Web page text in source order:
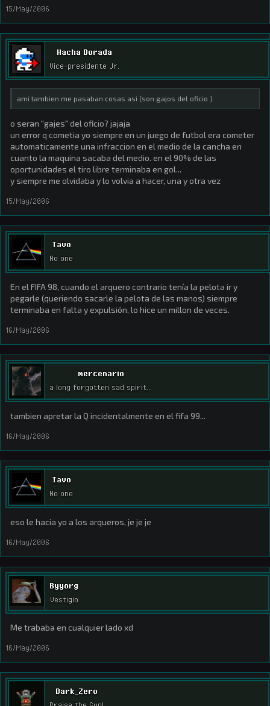
15/May/2006
Hacha Dorada
Vice-presidente Jr.
ami tambien me pasaban cosas asi (son gajos del oficio )
o seran "gajes" del oficio? jajaja
un error q cometia yo siempre en un juego de futbol era cometer
automaticamente una infraccion en el medio de la cancha en
cuanto la maquina sacaba del medio. en el 90% de las
oportunidades el tiro libre terminaba en gol...
y siempre me olvidaba y lo volvia a hacer, una y otra vez
15/May/2006
Tavo
No one
En el FIFA 98, cuando el arquero contrario tenía la pelota ir y
pegarle (queriendo sacarle la pelota de las manos) siempre
terminaba en falta y expulsión, lo hice un millon de veces.
16/May/2006
mercenario
a long forgotten sad spirit...
tambien apretar la Q incidentalmente en el fifa 99...
16/May/2006
Tavo
No one
eso le hacia yo a los arqueros, je je je
16/May/2006
Byyorg
Vestigio
Me trababa en cualquier lado xd
16/May/2006
Dark_Zero